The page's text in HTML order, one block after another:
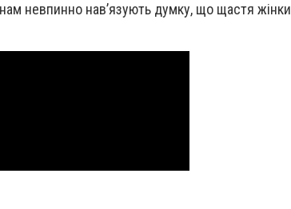
невпинно нав’язують думку, що щастя